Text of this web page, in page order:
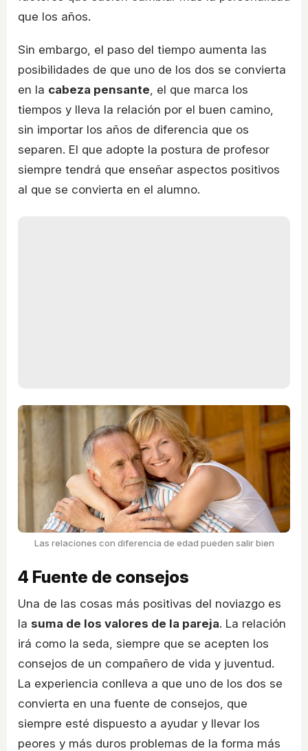
que los años.
Sin embargo, el paso del tiempo aumenta las
posibilidades de que uno de los dos se convierta
en la cabeza pensante, el que marca los
tiempos y lleva la relación por el buen camino,
sin importar los años de diferencia que os
separen. El que adopte la postura de profesor
siempre tendrá que enseñar aspectos positivos
al que se convierta en el alumno.
Las relaciones con diferencia de edad pueden salir bien
4 Fuente de consejos
Una de las cosas más positivas del noviazgo es
la suma de los valores de la pareja. La relación
irá como la seda, siempre que se acepten los
consejos de un compañero de vida y juventud.
La experiencia conlleva a que uno de los dos se
convierta en una fuente de consejos, que
siempre esté dispuesto a ayudar y llevar los
peores y más duros problemas de la forma más